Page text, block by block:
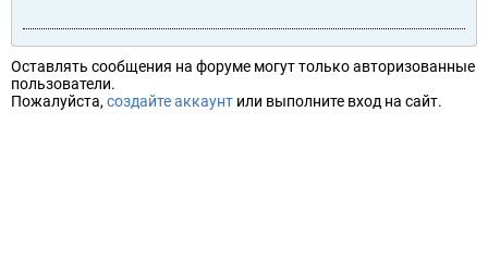
Оставлять сообщения на форуме могут только авторизованные
пользователи.
Пожалуйста, создайте аккаунт или выполните вход на сайт.